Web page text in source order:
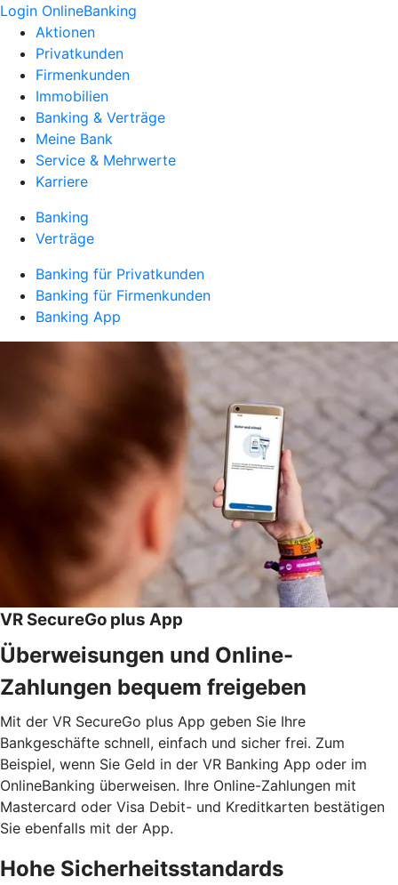
Login OnlineBanking
Aktionen
Privatkunden
Firmenkunden
Immobilien
Banking & Verträge
Meine Bank
Service & Mehrwerte
Karriere
Banking
Verträge
Banking für Privatkunden
Banking für Firmenkunden
Banking App
VR SecureGo plus App
Überweisungen und Online-
Zahlungen bequem freigeben
Mit der VR SecureGo plus App geben Sie Ihre
Bankgeschäfte schnell, einfach und sicher frei. Zum
Beispiel, wenn Sie Geld in der VR Banking App oder im
OnlineBanking überweisen. Ihre Online-Zahlungen mit
Mastercard oder Visa Debit- und Kreditkarten bestätigen
Sie ebenfalls mit der App.
Hohe Sicherheitsstandards